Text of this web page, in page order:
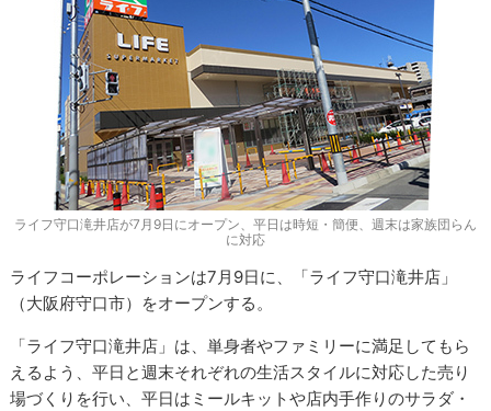
ライフ守口滝井店が7月9日にオープン、平日は時短・簡便、週末は家族団らん
に対応
ライフコーポレーションは7月9日に、「ライフ守口滝井店」
（大阪府守口市）をオープンする。
「ライフ守口滝井店」は、単身者やファミリーに満足してもら
えるよう、平日と週末それぞれの生活スタイルに対応した売り
場づくりを行い、平日はミールキットや店内手作りのサラダ・